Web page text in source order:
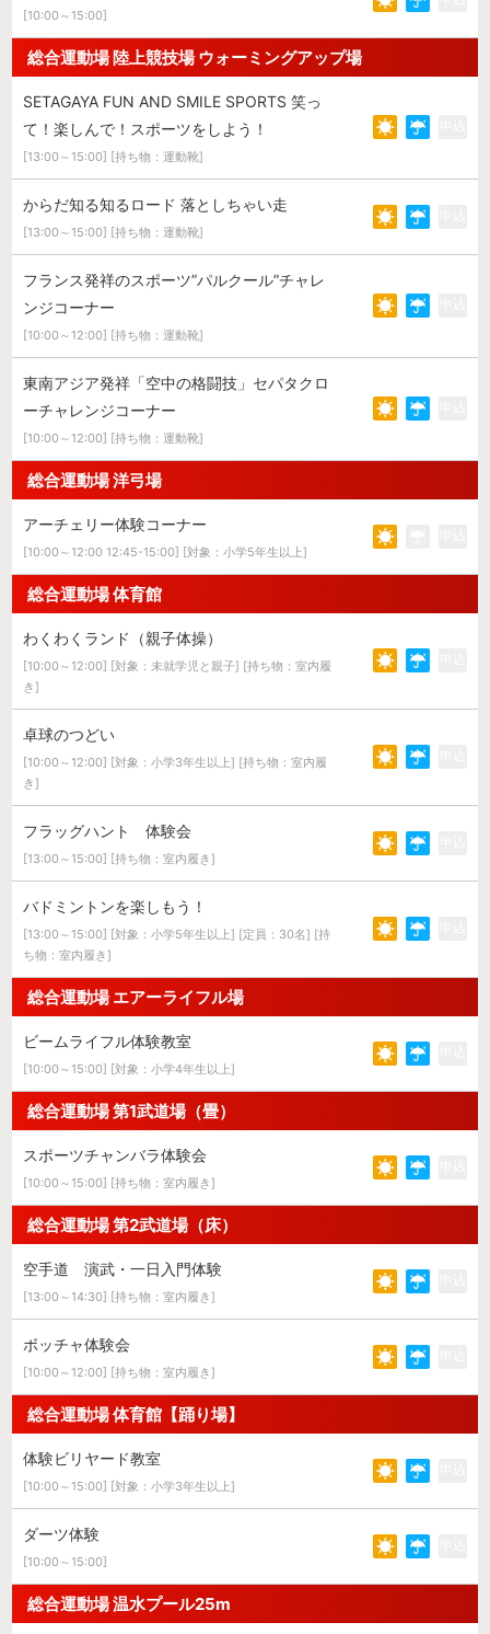
[10:00～15:00]
総合運動場 陸上競技場 ウォーミングアップ場
SETAGAYA FUN AND SMILE SPORTS 笑っ
て！楽しんで！スポーツをしよう！
[13:00～15:00] [持ち物：運動靴]
からだ知る知るロード 落としちゃい走
[13:00～15:00] [持ち物：運動靴]
フランス発祥のスポーツ”パルクール”チャレ
ンジコーナー
[10:00～12:00] [持ち物：運動靴]
東南アジア発祥「空中の格闘技」セパタクロ
ーチャレンジコーナー
[10:00～12:00] [持ち物：運動靴]
総合運動場 洋弓場
アーチェリー体験コーナー
[10:00～12:00 12:45-15:00] [対象：小学5年生以上]
総合運動場 体育館
わくわくランド（親子体操）
[10:00～12:00] [対象：未就学児と親子] [持ち物：室内履
き]
卓球のつどい
[10:00～12:00] [対象：小学3年生以上] [持ち物：室内履
き]
フラッグハント 体験会
[13:00～15:00] [持ち物：室内履き]
バドミントンを楽しもう！
[13:00～15:00] [対象：小学5年生以上] [定員：30名] [持
ち物：室内履き]
総合運動場 エアーライフル場
ビームライフル体験教室
[10:00～15:00] [対象：小学4年生以上]
総合運動場 第1武道場（畳）
スポーツチャンバラ体験会
[10:00～15:00] [持ち物：室内履き]
総合運動場 第2武道場（床）
空手道 演武・一日入門体験
[13:00～14:30] [持ち物：室内履き]
ボッチャ体験会
[10:00～12:00] [持ち物：室内履き]
総合運動場 体育館【踊り場】
体験ビリヤード教室
[10:00～15:00] [対象：小学3年生以上]
ダーツ体験
[10:00～15:00]
総合運動場 温水プール25m